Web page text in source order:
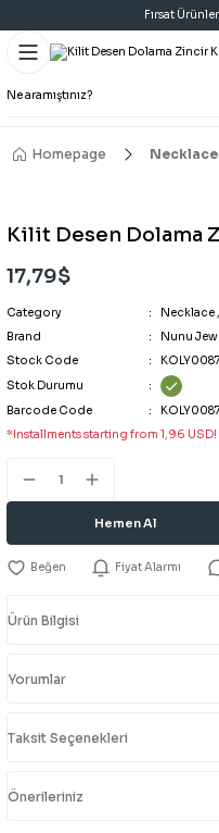
Fırsat
Homepage Necklace
Kilit Desen Dolama
17,79$
Category Necklace,
Brand
Nunu
Stock Code
KOLY0087
Stok Durumu
Barcode Code
KOLY0087
*Installments starting from 1,96 USD!
Hemen Al
Fiyat Alarmı
Ürün Bilgisi
Yorumlar
Taksit Seçenekleri
Önerileriniz
Bracelet
All Bracelets
Handcuff Bracelet
Necklace
All Necklaces
Earring
All Earrings
Triple Earring Sets